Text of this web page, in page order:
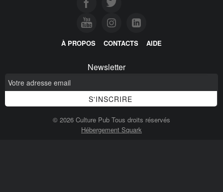
À PROPOS CONTACTS AIDE
Newsletter
© 2026 Culture Pub Tous droits réservés
Hébergement Squark